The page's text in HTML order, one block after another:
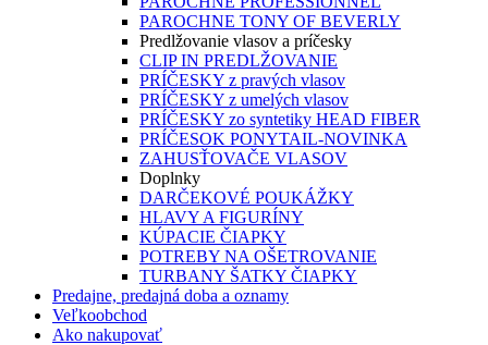
PAROCHNE TONY OF BEVERLY
Predlžovanie vlasov a príčesky
CLIP IN PREDLŽOVANIE
PRÍČESKY z pravých vlasov
PRÍČESKY z umelých vlasov
PRÍČESKY zo syntetiky HEAD FIBER
PRÍČESOK PONYTAIL-NOVINKA
ZAHUSŤOVAČE VLASOV
Doplnky
DARČEKOVÉ POUKÁŽKY
HLAVY A FIGURÍNY
KÚPACIE ČIAPKY
POTREBY NA OŠETROVANIE
TURBANY ŠATKY ČIAPKY
Predajne, predajná doba a oznamy
Veľkoobchod
Ako nakupovať